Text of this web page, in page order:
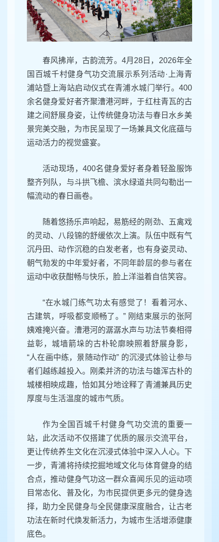
春风拂岸，古韵流芳。 4月 28 日， 2026年全
国百城千村健身气功交流展示系列活动 · 上海青
浦站暨上海站启动仪式在青浦水城门举行。 400
余名健身爱好者齐聚漕港河畔，于红柱青瓦的古
建之间舒展身姿，让传统健身功法与春日水乡美
景完美交融，为市民呈现了一场兼具文化底蕴与
运动活力的视觉盛宴。
活动现场，400名健身爱好者身着轻盈服饰
整齐列队，与斗拱飞檐、滨水绿道共同勾勒出一
幅流动的春日画卷。
随着悠扬乐声响起，易筋经的刚劲、五禽戏
的灵动、八段锦的舒缓依次上演。队伍中既有气
沉丹田、动作沉稳的白发老者，也有身姿灵动、
朝气勃发的中年爱好者，不同年龄层的参与者在
运动中收获酣畅与快乐，脸上洋溢着自信笑容。
“在水城门练气功太有感觉了！看着河水、
古建筑，呼吸都变顺畅了。” 刚结束展示的张阿
姨难掩兴奋。漕港河的潺潺水声与功法节奏相得
益彰，城墙箭垛的古朴轮廓映照着舒展身影，
“人在画中练，景随动作动” 的沉浸式体验让参与
者们越练越投入。刚柔并济的功法与雄浑古朴的
城楼相映成趣，恰如其分地诠释了青浦兼具历史
厚度与生活温度的城市气质。
作为全国百城千村健身气功交流的重要一
站，此次活动不仅搭建了优质的展示交流平台，
更让传统养生文化在沉浸式体验中深入人心。下
一步，青浦将持续挖掘地域文化与体育健身的结
合点，推动健身气功这一群众喜闻乐见的运动项
目常态化、普及化，为市民提供更多元的健身选
择，助力全民健身与全民健康深度融合，让古老
功法在新时代焕发新活力，为城市生活增添健康
底色。